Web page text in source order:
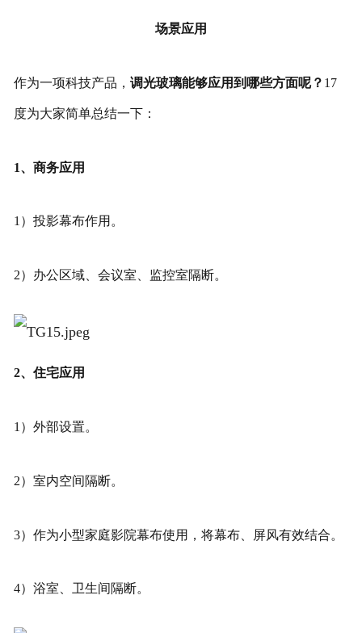
场景应用
作为一项科技产品， 调光玻璃能够应用到哪些方面呢？ 17
度为大家简单总结一下：
1、商务应用
1）投影幕布作用。
2）办公区域、会议室、监控室隔断。
2、住宅应用
1）外部设置。
2）室内空间隔断。
3）作为小型家庭影院幕布使用，将幕布、屏风有效结合。
4）浴室、卫生间隔断。